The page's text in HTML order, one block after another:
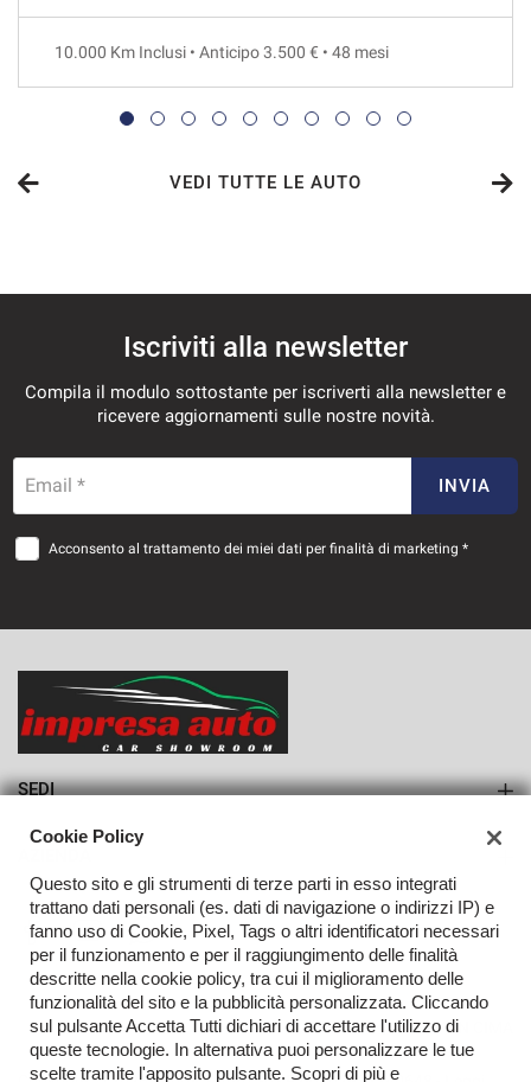
36 Mesi
VEDI
1.104€/mese
36 Mesi
36 Mesi
VEDI
10.000 Km Inclusi • Anticipo 3.500 € • 48 mesi
VEDI TUTTE LE AUTO
Iscriviti alla newsletter
Compila il modulo sottostante per iscriverti alla newsletter e
ricevere aggiornamenti sulle nostre novità.
Email * INVIA
Acconsento al trattamento dei miei dati per finalità di marketing *
SEDI
Azienda
Contatti
TORNA IN CIMA
Cookie Policy
Questo sito e gli strumenti di terze parti in esso integrati
trattano dati personali (es. dati di navigazione o indirizzi IP) e
fanno uso di Cookie, Pixel, Tags o altri identificatori necessari
per il funzionamento e per il raggiungimento delle finalità
descritte nella cookie policy, tra cui il miglioramento delle
funzionalità del sito e la pubblicità personalizzata. Cliccando
sul pulsante Accetta Tutti dichiari di accettare l'utilizzo di
queste tecnologie. In alternativa puoi personalizzare le tue
scelte tramite l'apposito pulsante. Scopri di più e